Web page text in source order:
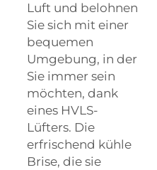
Luft und belohnen
Sie sich mit einer
bequemen
Umgebung, in der
Sie immer sein
möchten, dank
eines HVLS-
Lüfters. Die
erfrischend kühle
Brise, die sie